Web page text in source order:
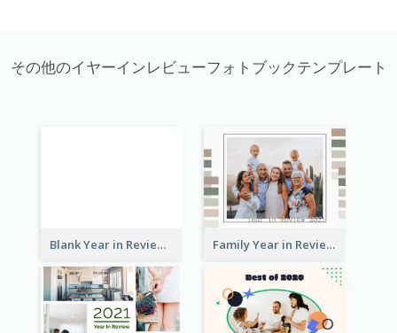
その他のイヤーインレビューフォトブックテンプレート
Blank Year in Review Photo Book Family Year in Review Photo Book